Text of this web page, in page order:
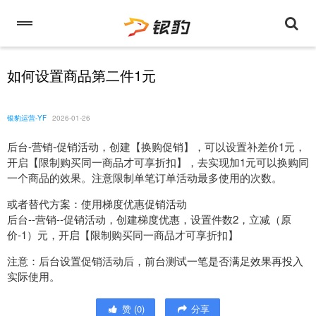
如何设置商品第二件1元
银豹运营-YF 2026-01-26
后台-营销-促销活动，创建【换购促销】，可以设置补差价1元，
开启【限制购买同一商品才可享折扣】，去实现加1元可以换购同
一个商品的效果。注意限制单笔订单活动最多使用的次数。
或者替代方案：使用梯度优惠促销活动
后台--营销--促销活动，创建梯度优惠，设置件数2，立减（原
价-1）元，开启【限制购买同一商品才可享折扣】
注意：后台设置促销活动后，前台测试一笔是否满足效果再投入
实际使用。
赞 (0) 分享